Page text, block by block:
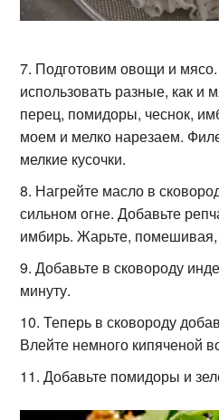
Подготовим овощи и
использовать разные, как и
перец, помидоры, чеснок,
моем и мелко нарезаем.
мелкие кусочки.
Нагрейте масло в
сильном огне. Добавьте
имбирь. Жарьте, помешивая,
Добавьте в сковороду
минуту.
Теперь в сковороду
Влейте немного кипяченой
Добавьте помидоры и